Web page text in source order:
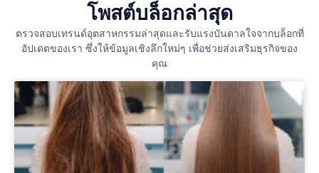
โพสต์บล็อกล่าสุด
ตรวจสอบเทรนด์อุตสาหกรรมล่าสุดและรับแรงบันดาลใจจากบล็อกที่
อัปเดตของเรา ซึ่งให้ข้อมูลเชิงลึกใหม่ๆ เพื่อช่วยส่งเสริมธุรกิจของ
คุณ